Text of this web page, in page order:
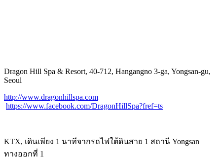
Dragon Hill Spa & Resort, 40-712, Hangangno 3-ga, Yongsan-gu,
Seoul
http://www.dragonhillspa.com
https://www.facebook.com/DragonHillSpa?fref=ts
KTX, เดินเพียง 1 นาทีจากรถไฟใต้ดินสาย 1 สถานี Yongsan
ทางออกที่ 1